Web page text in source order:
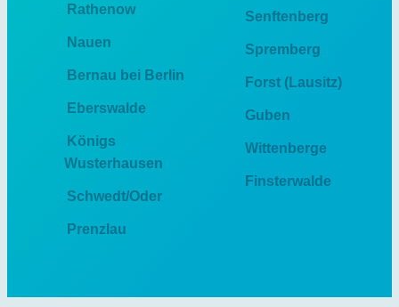
Rathenow
Nauen
Bernau bei Berlin
Eberswalde
Königs
Wusterhausen
Schwedt/Oder
Prenzlau
Senftenberg
Spremberg
Forst (Lausitz)
Guben
Wittenberge
Finsterwalde